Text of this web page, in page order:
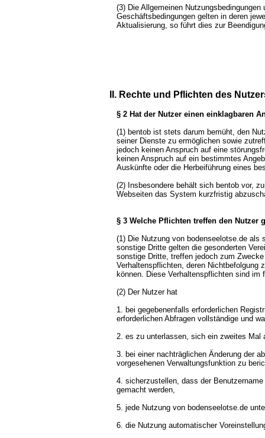
(3) Die Allgemeinen
Geschäftsbedingungen gelten in deren
Aktualisierung, so führt dies zur
II. Rechte und Pflichten des
§ 2 Hat der Nutzer einen einklagbaren
(1) bentob ist stets darum bemüht, den
seiner Dienste zu ermöglichen sowie
jedoch keinen Anspruch auf eine
keinen Anspruch auf ein bestimmtes
Auskünfte oder die Herbeiführung eines
(2) Insbesondere behält sich bentob vor,
Webseiten das System kurzfristig
§ 3 Welche Pflichten treffen den Nutzer
(1) Die Nutzung von bodenseelotse.de als
sonstige Dritte gelten die gesonderten
sonstige Dritte, treffen jedoch zum
Verhaltenspflichten, deren Nichtbefolgung
können. Diese Verhaltenspflichten sind im
(2) Der Nutzer hat
1. bei gegebenenfalls erforderlichen
erforderlichen Abfragen vollständige und
2. es zu unterlassen, sich ein zweites Mal
3. bei einer nachträglichen Änderung der
vorgesehenen Verwaltungsfunktion zu
4. sicherzustellen, dass der
gemacht werden,
5. jede Nutzung von bodenseelotse.de
6. die Nutzung automatischer